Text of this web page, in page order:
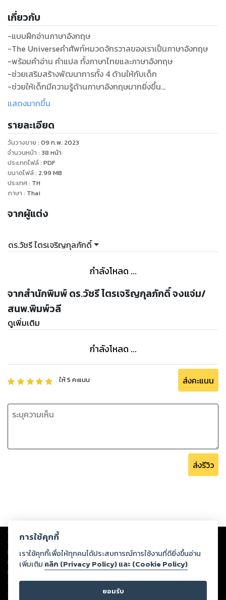
เกี่ยวกับ
-แบบฝึกอ่านภาษาอังกฤษ
-The Universeคำศัพท์หมวดจักรวาลของเราเป็นภาษาอังกฤษ
-พร้อมคำอ่าน คำแปล ทั้งภาษาไทยและภาษาอังกฤษ
-ช่วยเสริมสร้างพัฒนาการทั้ง 4 ด้านให้กับเด็ก
-ช่วยให้เด็กมีความรู้ด้านภาษาอังกฤษมากยิ่งขึ้น
-ช่วยผ่อนคลายด้านอารมณ์จากสีสันที่สวยงามของรูปภาพ
แสดงมากขึ้น
รายละเอียด
วันวางขาย : 09 ก.พ. 2023
จำนวนหน้า : 38 หน้า
ประเภทไฟล์: PDF
ขนาดไฟล์: 2.99 MB
ประเทศ: TH
ภาษา : Thai
จากผู้แต่ง
ดร.วัชรี ไตรเจริญกุลภักดิ์
กำลังโหลด ...
จากสำนักพิมพ์ ดร.วัชรี ไตรเจริญกุลภักดิ์ จงแจ่ม/
สนพ.พิมพ์วลี
ดูเพิ่มเติม
กำลังโหลด ...
ให้5 คะแนน ส่งคะแนน
ส่งรีวิว
Copyright © 2026
ต่อผลงานหรือเนื้อหาใดที่อัปโหลดผ่านเว็บไซต์และปรากฏว่าละเมิดสิทธิใน
ทรัพย์สินทางปัญญาของบุคคลอื่นหรือขัดต่อกฎหมายและศีลธรรม ดังนั้น ผู้อ่าน
ทุกท่านโปรดใช้วิจารณญาณในการกลั่นกรองด้วยตนเอง และหากท่านพบว่าส่วน
หนึ่งส่วนใดขัดต่อกฎหมายและศีลธรรม กรุณาแจ้งมายังบริษัท เพื่อทีมงานจะได้
ดำเนินการในทันที ทั้งนี้ ทางสตอรี่ล็อกขอสงวนลิขสิทธิ์ตามพระราชบัญญัติ
ลิขสิทธิ์ พ.ศ. 2537 (ฉบับล่าสุด)
การใช้คุกกี้
เราใช้คุกกี้เพื่อให้ทุกคนได้ประสบการณ์การใช้งานที่ดียิ่งขึ้นอ่าน
เพิ่มเติม คลิก (Privacy Policy) และ (Cookie Policy)
ยอมรับ